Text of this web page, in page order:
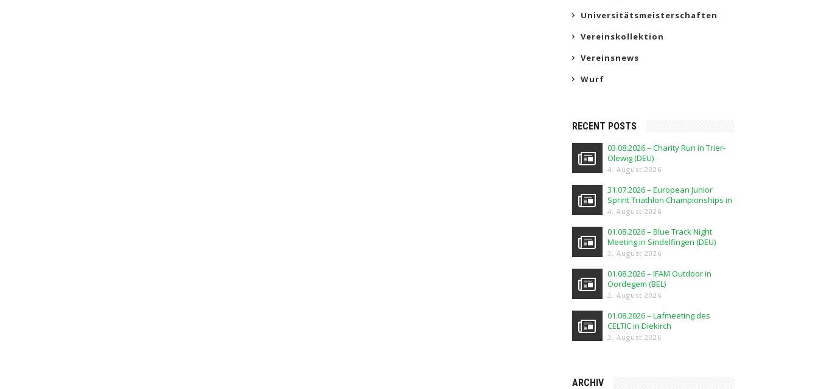
Universitätsmeisterschaften
Vereinskollektion
Vereinsnews
Wurf
RECENT POSTS
03.08.2026 – Charity Run in Trier-
Olewig (DEU)
4. August 2026
31.07.2026 – European Junior
Sprint Triathlon Championships in
Elblag (POL)
4. August 2026
01.08.2026 – Blue Track Night
Meeting in Sindelfingen (DEU)
3. August 2026
01.08.2026 – IFAM Outdoor in
Oordegem (BEL)
3. August 2026
01.08.2026 – Lafmeeting des
CELTIC in Diekirch
3. August 2026
ARCHIV